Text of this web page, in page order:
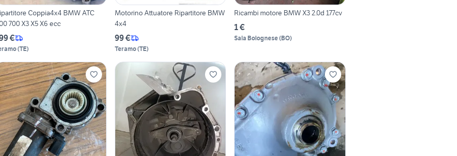
Coppia4x4 BMW ATC
700 X3 X5 X6 ecc
€
(TE)
Motorino Attuatore Ripartitore BMW
4x4
99 €
Teramo(TE)
Ricambi motore BMW X3 2.0d 177cv
1 €
Sala Bolognese(BO)